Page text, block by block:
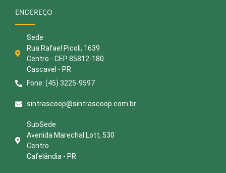
ENDEREÇO
Sede
Rua Rafael Picoli, 1639
Centro - CEP 85812-180
Cascavel - PR
Fone: (45) 3225-9597
sintrascoop@sintrascoop.com.br
SubSede
Avenida Marechal Lott, 530
Centro
Cafelândia - PR